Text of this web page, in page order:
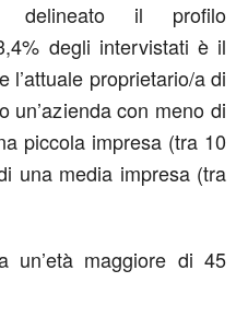
delineato il profilo
degli intervistati è il
l’attuale proprietario/a di
un’azienda con meno di
piccola impresa (tra 10
una media impresa (tra
un’età maggiore di 45